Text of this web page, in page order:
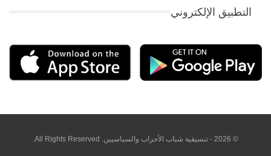
التطبيق الإلكتروني
© 2026 - تنسيقية شباب الأحزاب والسياسيين. All Rights Reserved.